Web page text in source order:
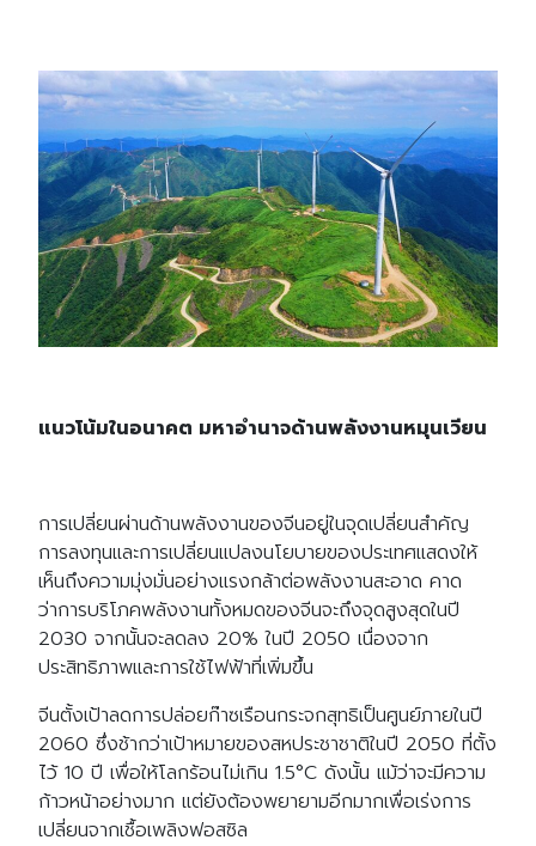
แนวโน้มในอนาคต มหาอำนาจด้านพลังงานหมุนเวียน
การเปลี่ยนผ่านด้านพลังงานของจีนอยู่ในจุดเปลี่ยนสำคัญ
การลงทุนและการเปลี่ยนแปลงนโยบายของประเทศแสดงให้
เห็นถึงความมุ่งมั่นอย่างแรงกล้าต่อพลังงานสะอาด คาด
ว่าการบริโภคพลังงานทั้งหมดของจีนจะถึงจุดสูงสุดในปี
2030 จากนั้นจะลดลง 20% ในปี 2050 เนื่องจาก
ประสิทธิภาพและการใช้ไฟฟ้าที่เพิ่มขึ้น
จีนตั้งเป้าลดการปล่อยก๊าซเรือนกระจกสุทธิเป็นศูนย์ภายในปี
2060 ซึ่งช้ากว่าเป้าหมายของสหประชาชาติในปี 2050 ที่ตั้ง
ไว้ 10 ปี เพื่อให้โลกร้อนไม่เกิน 1.5°C ดังนั้น แม้ว่าจะมีความ
ก้าวหน้าอย่างมาก แต่ยังต้องพยายามอีกมากเพื่อเร่งการ
เปลี่ยนจากเชื้อเพลิงฟอสซิล